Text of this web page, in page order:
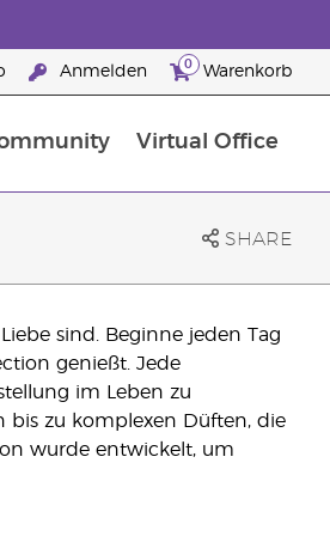
Anmelden 0 Warenkorb
Virtual Office
SHARE
sind. Beginne jeden Tag
genießt. Jede
im Leben zu
bis zu komplexen Düften, die
wurde entwickelt, um